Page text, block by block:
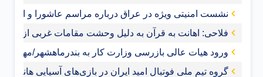
نشست امنیتی ویژه در عراق درباره مراسم عاشورا و
فلاحی: اهانت به قرآن‌ به دلیل وحشت مقامات غربی از
ورود هیات عالی بازرسی وزارت کار به بندرماهشهر/مهدی
گروه تیم ملی فوتبال امید ایران در بازی‌های آسیایی